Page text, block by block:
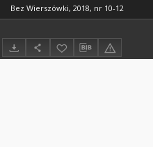
Bez Wierszówki, 2018, nr 10-12